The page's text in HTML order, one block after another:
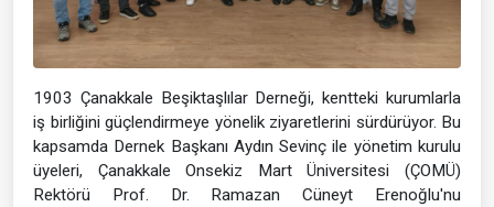
1903 Çanakkale Beşiktaşlılar Derneği, kentteki kurumlarla
iş birliğini güçlendirmeye yönelik ziyaretlerini sürdürüyor. Bu
kapsamda Dernek Başkanı Aydın Sevinç ile yönetim kurulu
üyeleri, Çanakkale Onsekiz Mart Üniversitesi (ÇOMÜ)
Rektörü Prof. Dr. Ramazan Cüneyt Erenoğlu'nu